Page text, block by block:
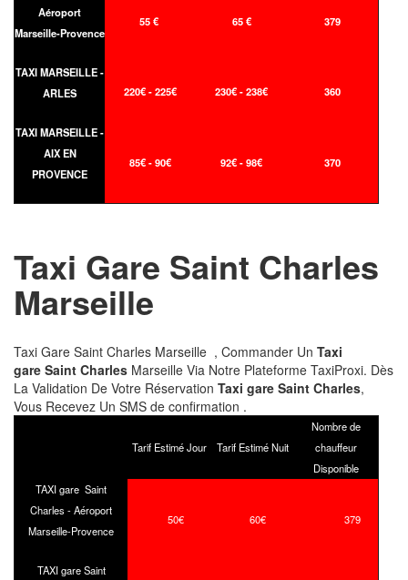
Aéroport
Marseille-Provence
55 € 65 € 379
TAXI MARSEILLE -
ARLES
220€ - 225€ 230€ - 238€ 360
TAXI MARSEILLE -
AIX EN
PROVENCE
85€ - 90€ 92€ - 98€ 370
Taxi Gare Saint Charles
Marseille
Taxi Gare Saint Charles Marseille , Commander Un Taxi
gare Saint Charles Marseille Via Notre Plateforme TaxiProxi. Dès
La Validation De Votre Réservation Taxi gare Saint Charles,
Vous Recevez Un SMS de confirmation .
Tarif Estimé Jour Tarif Estimé Nuit
Nombre de
chauffeur
Disponible
TAXI gare Saint
Charles - Aéroport
Marseille-Provence
50€ 60€ 379
TAXI gare Saint